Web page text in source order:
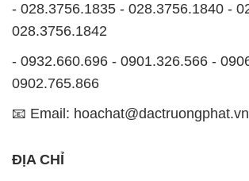
- 028.3756.1835 - 028.3756.1840 -
028.3756.1842
- 0932.660.696 - 0901.326.566 -
0902.765.866
📧 Email: hoachat@dactruongphat.vn
ĐỊA CHỈ